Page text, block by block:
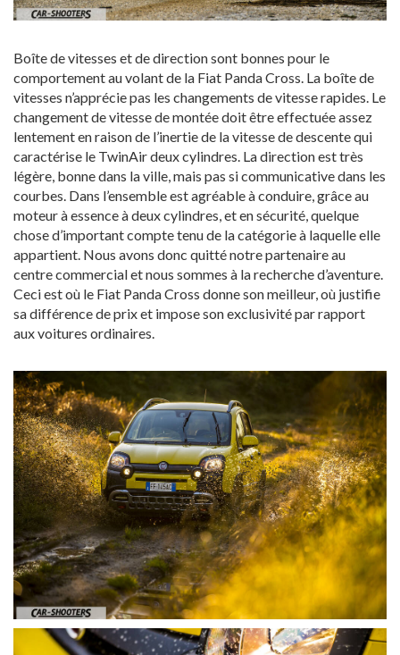
Boîte de vitesses et de direction sont bonnes pour le
comportement au volant de la Fiat Panda Cross. La boîte de
vitesses n’apprécie pas les changements de vitesse rapides. Le
changement de vitesse de montée doit être effectuée assez
lentement en raison de l’inertie de la vitesse de descente qui
caractérise le TwinAir deux cylindres. La direction est très
légère, bonne dans la ville, mais pas si communicative dans les
courbes. Dans l’ensemble est agréable à conduire, grâce au
moteur à essence à deux cylindres, et en sécurité, quelque
chose d’important compte tenu de la catégorie à laquelle elle
appartient. Nous avons donc quitté notre partenaire au
centre commercial et nous sommes à la recherche d’aventure.
Ceci est où le Fiat Panda Cross donne son meilleur, où justifie
sa différence de prix et impose son exclusivité par rapport
aux voitures ordinaires.